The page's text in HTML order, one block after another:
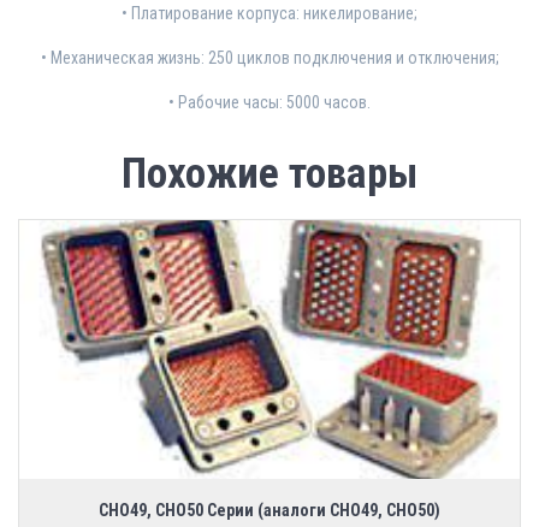
• Платирование корпуса: никелирование;
• Механическая жизнь: 250 циклов подключения и отключения;
• Рабочие часы: 5000 часов.
Похожие товары
CHO49, CHO50 Серии (аналоги СНО49, СНО50)